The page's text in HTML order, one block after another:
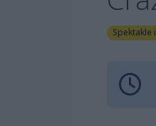
Spektakle